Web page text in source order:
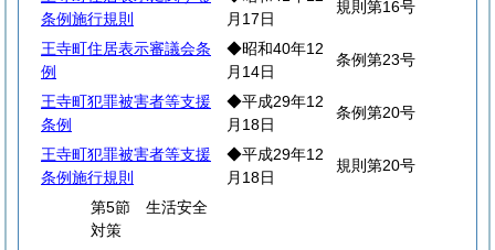
条例施行規則
月17日
規則第16号
王寺町住居表示審議会条
例
◆昭和40年12
月14日
条例第23号
王寺町犯罪被害者等支援
条例
◆平成29年12
月18日
条例第20号
王寺町犯罪被害者等支援
条例施行規則
◆平成29年12
月18日
規則第20号
第5節 生活安全
対策